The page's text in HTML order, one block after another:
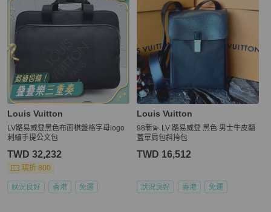
Louis Vuitton
LV路易威登黑色布面棋盤格字母logo
刺繡手提公文包
TWD 32,232
現折 800
狀況良好 香港 免運
Louis Vuitton
98新💫 LV 路易威登 黑色 男士牛皮翻
蓋單肩包斜挎包
TWD 16,512
狀況良好 香港 免運